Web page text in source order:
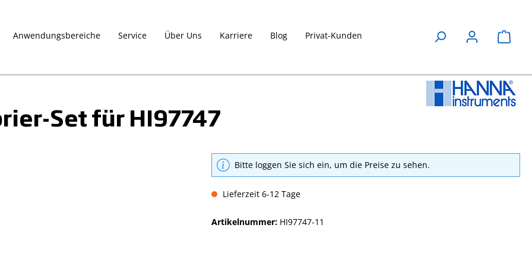
Anwendungsbereiche Service Über Uns Karriere Blog Privat-Kunden
Set für HI97747
Bitte loggen Sie sich ein, um die Preise zu sehen.
Lieferzeit 6-12 Tage
Artikelnummer: HI97747-11